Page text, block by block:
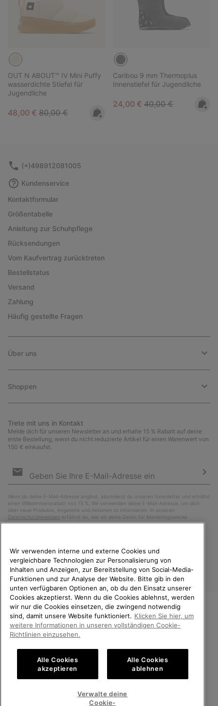
OUT N ABOUT™ IV Mini Puffy
wasserdichte Stiefel für
Jugendliche
Sale price:
48,00 € Regular price:
80,00 €
Caribou 9 mm Thermoplus
Innenstiefel für Jugendliche
Sale price:
24,00 € Regular price:
40,00 €
(+)498912081005
Kundenservice
Kontaktformular
Größentabelle
Anleitung zur Schuhpflege
Rücksendungen
Vom Kaufvertrag zurücktreten
Bestellstatus
Versand
Zahlung
Häufig gestellte Fragen
Über uns
Shoppen
Trete mit uns in Kontakt
Melde dich für unseren Newsletter an und erhalte 15 % Rabatt auf deine
erste Bestellung, wenn du nicht reduzierte Artikel für einen Warenwert von
150 € einkaufst.
Anmeldung
Wenn du deine E-Mail-Adresse angibst, abonnierst du unseren Newsletter und erhältst
einen Willkommensrabatt von 15 %. Wir verwenden deine E-Mail-Adresse, um dich
über neue Produkte, Angebote und Aktionen zu informieren. In unseren
Datenschutzhinweisen erfährst du, wie wir deine Daten für Marketingzwecke
verarbeiten und wie du deine Zustimmung widerrufen kannst.
Deutschland
©2026SOREL. Alle Rechte vorbehalten.
Datenschutz Nutzungsbedingungen
Allgemeine Verkaufsbedingungen Garantiebestimmungen
Impressum Public CBCR
Kundenservice: Mo- Fr. 9:00 - 13:00 & 14:00- 18:00 Uhr
WILLKOMMEN BEI SOREL.
BITTE WÄHLEN SIE IHR
LIEFERLAND.
Online-Einkauf verfügbar
Wir verwenden interne und externe Cookies und
vergleichbare Technologien zur Personalisierung von
Inhalten und Anzeigen, zur Bereitstellung von Social-Media-
Funktionen und zur Analyse der Website. Bitte gib in den
unten verfügbaren Optionen an, ob du den Einsatz unserer
Cookies akzeptierst. Wenn du die Cookies ablehnst, werden
wir nur die Cookies einsetzen, die zwingend notwendig
sind, damit unsere Website funktioniert. Klicken Sie hier, um
weitere Informationen in unseren vollständigen Cookie-
Richtlinien einzusehen.
Alle Cookies
akzeptieren
Alle Cookies
ablehnen
Verwalte deine
Cookie-